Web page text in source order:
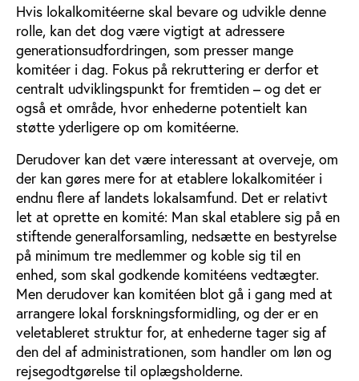
Hvis lokalkomitéerne skal bevare og udvikle denne
rolle, kan det dog være vigtigt at adressere
generationsudfordringen, som presser mange
komitéer i dag. Fokus på rekruttering er derfor et
centralt udviklingspunkt for fremtiden – og det er
også et område, hvor enhederne potentielt kan
støtte yderligere op om komitéerne.
Derudover kan det være interessant at overveje, om
der kan gøres mere for at etablere lokalkomitéer i
endnu flere af landets lokalsamfund. Det er relativt
let at oprette en komité: Man skal etablere sig på en
stiftende generalforsamling, nedsætte en bestyrelse
på minimum tre medlemmer og koble sig til en
enhed, som skal godkende komitéens vedtægter.
Men derudover kan komitéen blot gå i gang med at
arrangere lokal forskningsformidling, og der er en
veletableret struktur for, at enhederne tager sig af
den del af administrationen, som handler om løn og
rejsegodtgørelse til oplægsholderne.